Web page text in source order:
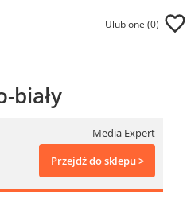
Ulubione (0)
biały
Media Expert
Przejdź do sklepu >